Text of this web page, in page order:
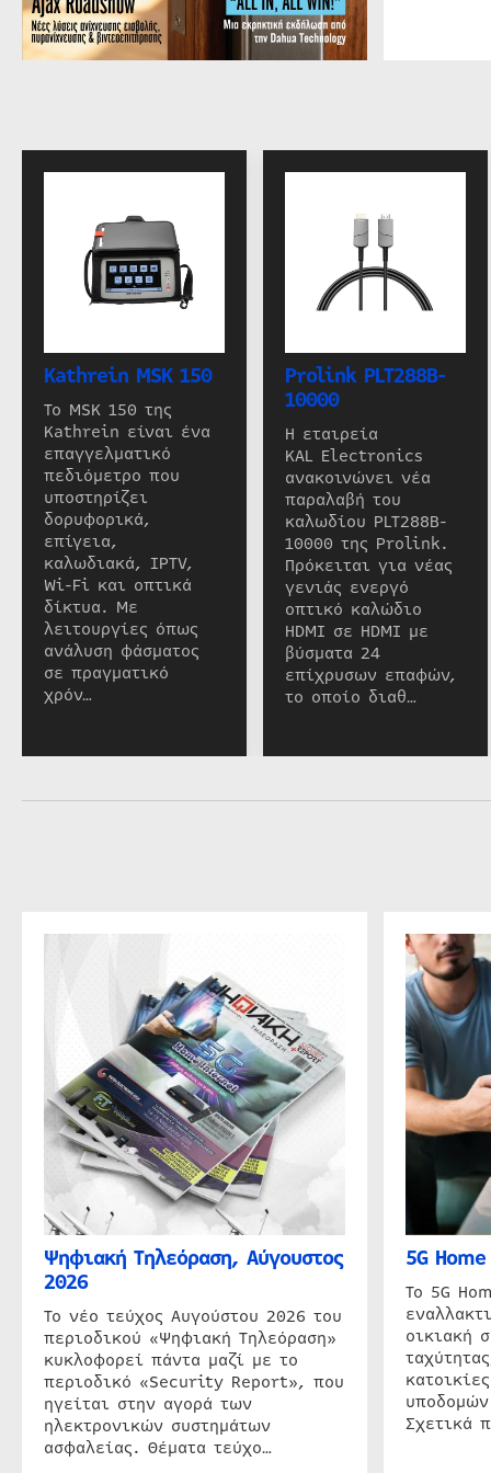
Kathrein MSK 150
Το MSK 150 της
Kathrein είναι ένα
επαγγελματικό
πεδιόμετρο που
υποστηρίζει
δορυφορικά,
επίγεια,
καλωδιακά, IPTV,
Wi-Fi και οπτικά
δίκτυα. Με
λειτουργίες όπως
ανάλυση φάσματος
σε πραγματικό
χρόν…
Prolink PLT288B-
10000
Η εταιρεία
KAL Electronics
ανακοινώνει νέα
παραλαβή του
καλωδίου PLT288B-
10000 της Prolink.
Πρόκειται για νέας
γενιάς ενεργό
οπτικό καλώδιο
HDMI σε HDMI με
βύσματα 24
επίχρυσων επαφών,
το οποίο διαθ…
Ψηφιακή Τηλεόραση, Αύγουστος
2026
Το νέο τεύχος Αυγούστου 2026 του
περιοδικού «Ψηφιακή Τηλεόραση»
κυκλοφορεί πάντα μαζί με το
περιοδικό «Security Report», που
ηγείται στην αγορά των
ηλεκτρονικών συστημάτων
ασφαλείας. Θέματα τεύχο…
5G
Το 5G
οικιακή
Σχετικά